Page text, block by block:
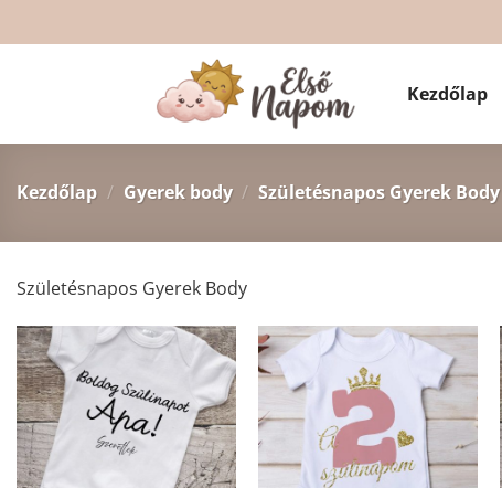
to
Kezdőlap
Kezdőlap / Gyerek body / Születésnapos Gyerek Body
Születésnapos Gyerek Body